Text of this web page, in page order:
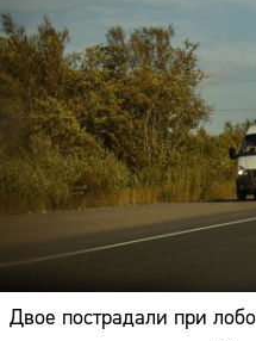
Двое пострадали при